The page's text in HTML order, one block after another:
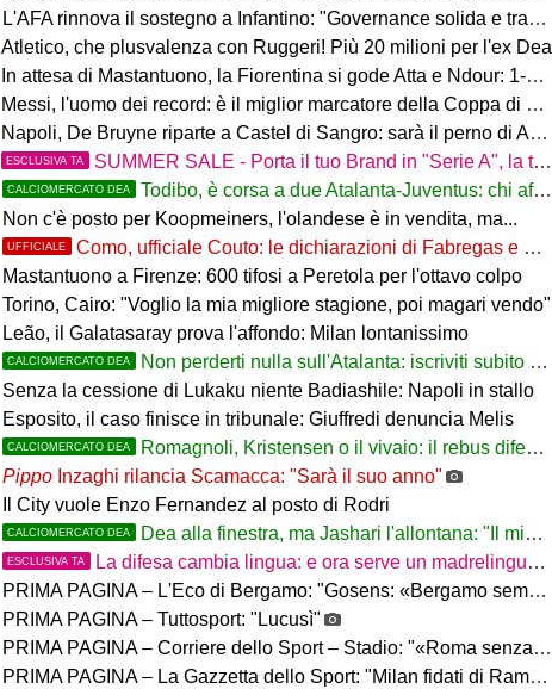
L'AFA rinnova il sostegno a Infantino: "Governance solida e trasparente"
Atletico, che plusvalenza con Ruggeri! Più 20 milioni per l'ex Dea
In attesa di Mastantuono, la Fiorentina si gode Atta e Ndour: 1-1 col Deportivo
Messi, l'uomo dei record: è il miglior marcatore della Coppa di Lega
Napoli, De Bruyne riparte a Castel di Sangro: sarà il perno di Allegri
ESCLUSIVA TA SUMMER SALE - Porta il tuo Brand in "Serie A", la tua azienda e professione titolare nel cuore dell'Atalanta
CALCIOMERCATO DEA Todibo, è corsa a due Atalanta-Juventus: chi affonderà il colpo?
Non c'è posto per Koopmeiners, l'olandese è in vendita, ma...
UFFICIALE Como, ufficiale Couto: le dichiarazioni di Fabregas e del brasiliano
Mastantuono a Firenze: 600 tifosi a Peretola per l'ottavo colpo
Torino, Cairo: "Voglio la mia migliore stagione, poi magari vendo"
Leão, il Galatasaray prova l'affondo: Milan lontanissimo
CALCIOMERCATO DEA Non perderti nulla sull'Atalanta: iscriviti subito al nostro canale WhatsApp!
Senza la cessione di Lukaku niente Badiashile: Napoli in stallo
Esposito, il caso finisce in tribunale: Giuffredi denuncia Melis
CALCIOMERCATO DEA Romagnoli, Kristensen o il vivaio: il rebus difesa dell'Atalanta
Pippo Inzaghi rilancia Scamacca: "Sarà il suo anno"
Il City vuole Enzo Fernandez al posto di Rodri
CALCIOMERCATO DEA Dea alla finestra, ma Jashari l'allontana: "Il mio cuore è sempre stato rossonero"
ESCLUSIVA TA La difesa cambia lingua: e ora serve un madrelingua della zona
PRIMA PAGINA – L'Eco di Bergamo: "Gosens: «Bergamo sempre casa mia. Incuriosito da Sarri»"
PRIMA PAGINA – Tuttosport: "Lucusì"
PRIMA PAGINA – Corriere dello Sport – Stadio: "«Roma senza limiti»"
PRIMA PAGINA – La Gazzetta dello Sport: "Milan fidati di Ramos"